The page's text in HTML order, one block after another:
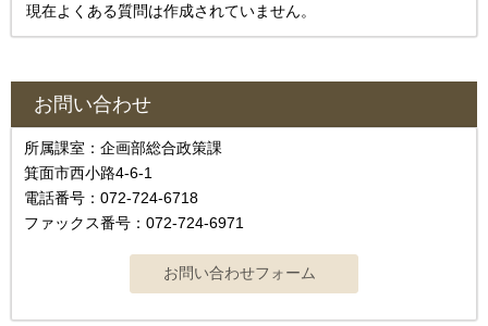
現在よくある質問は作成されていません。
お問い合わせ
所属課室：企画部総合政策課
箕面市西小路4‐6‐1
電話番号：072-724-6718
ファックス番号：072-724-6971